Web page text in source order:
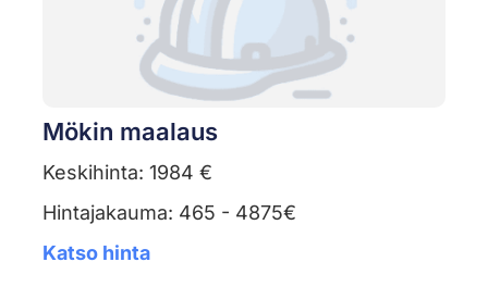
Mökin maalaus
Keskihinta: 1984 €
Hintajakauma: 465 - 4875€
Katso hinta